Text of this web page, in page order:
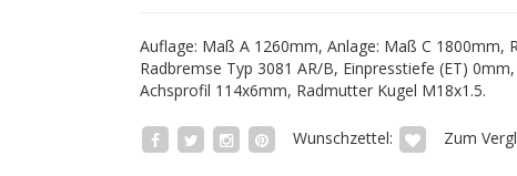
Auflage: Maß A 1260mm, Anlage: Maß C 1800mm,
Radbremse Typ 3081 AR/B, Einpresstiefe (ET)
Achsprofil 114x6mm, Radmutter Kugel M18x1.5.
Wunschzettel: Zum